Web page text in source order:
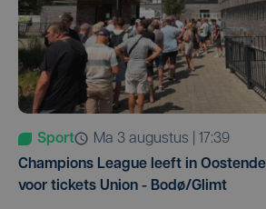
Sport
ma 3 augustus | 17:39
Champions League leeft in
voor tickets Union - Bodø/Glimt